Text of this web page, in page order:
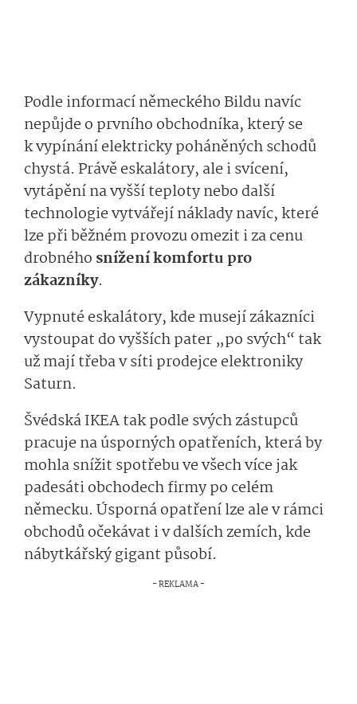
Podle informací německého Bildu navíc
nepůjde o prvního obchodníka, který se
k vypínání elektricky poháněných schodů
chystá. Právě eskalátory, ale i svícení,
vytápění na vyšší teploty nebo další
technologie vytvářejí náklady navíc, které
lze při běžném provozu omezit i za cenu
drobného snížení komfortu pro
zákazníky.
Vypnuté eskalátory, kde musejí zákazníci
vystoupat do vyšších pater „po svých“ tak
už mají třeba v síti prodejce elektroniky
Saturn.
Švédská IKEA tak podle svých zástupců
pracuje na úsporných opatřeních, která by
mohla snížit spotřebu ve všech více jak
padesáti obchodech firmy po celém
německu. Úsporná opatření lze ale v rámci
obchodů očekávat i v dalších zemích, kde
nábytkářský gigant působí.